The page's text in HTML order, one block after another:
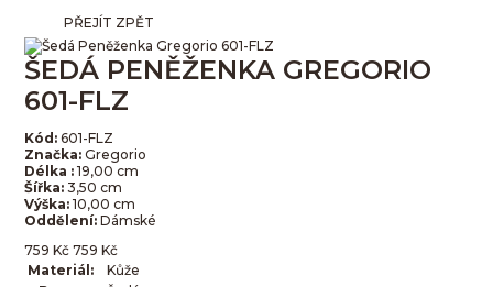
PŘEJÍT ZPĚT
ŠEDÁ PENĚŽENKA GREGORIO
601-FLZ
Kód: 601-FLZ
Značka: Gregorio
Délka :19,00 cm
Šířka:3,50 cm
Výška:10,00 cm
Oddělení:Dámské
759 Kč 759 Kč
Materiál:
Kůže